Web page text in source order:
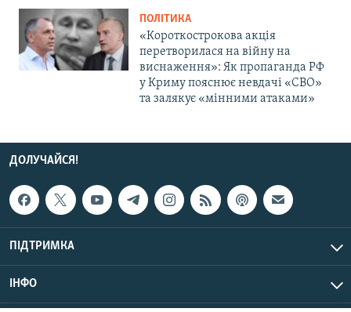
ПОЛІТИКА
«Короткострокова акція
перетворилася на війну на
виснаження»: Як пропаганда РФ
у Криму пояснює невдачі «СВО»
та залякує «мінними атаками»
ДОЛУЧАЙСЯ!
ПІДТРИМКА
ІНФО